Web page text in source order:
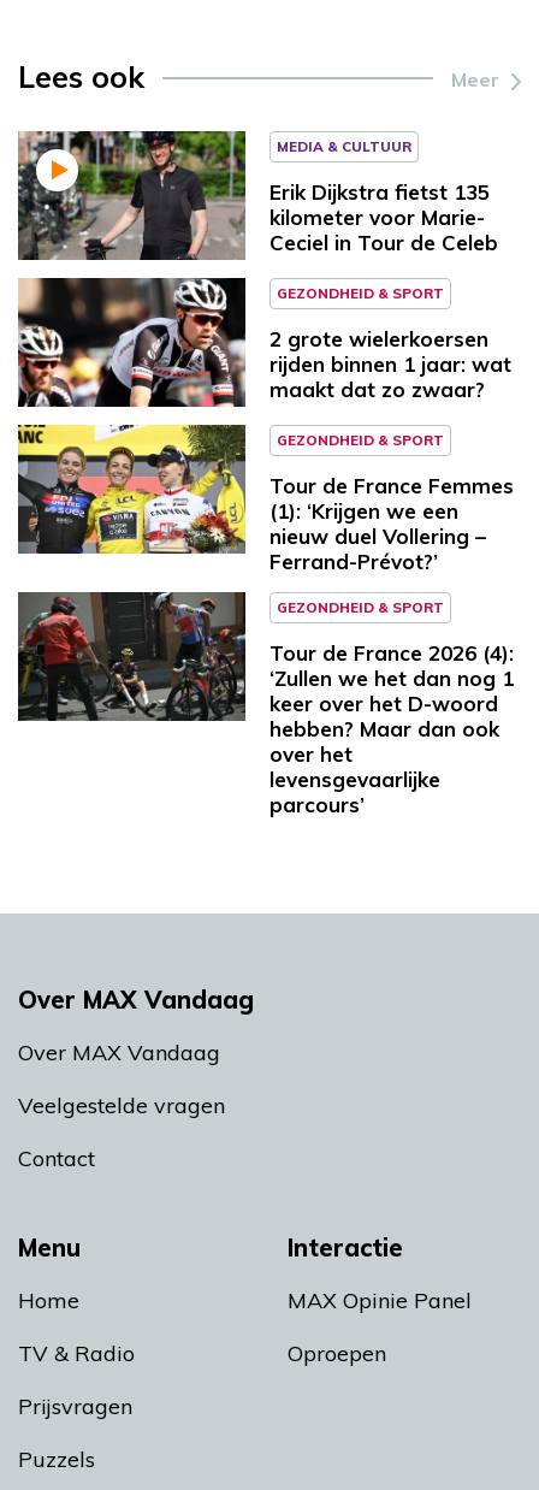
Lees ook Meer
MEDIA & CULTUUR
Erik Dijkstra fietst 135
kilometer voor Marie-
Ceciel in Tour de Celeb
GEZONDHEID & SPORT
2 grote wielerkoersen
rijden binnen 1 jaar: wat
maakt dat zo zwaar?
GEZONDHEID & SPORT
Tour de France Femmes
(1): ‘Krijgen we een
nieuw duel Vollering –
Ferrand-Prévot?’
GEZONDHEID & SPORT
Tour de France 2026 (4):
‘Zullen we het dan nog 1
keer over het D-woord
hebben? Maar dan ook
over het
levensgevaarlijke
parcours’
Menu
Home
TV & Radio
Prijsvragen
Puzzels
Interactie
MAX Opinie Panel
Oproepen
Over MAX Vandaag
Over MAX Vandaag
Veelgestelde vragen
Contact